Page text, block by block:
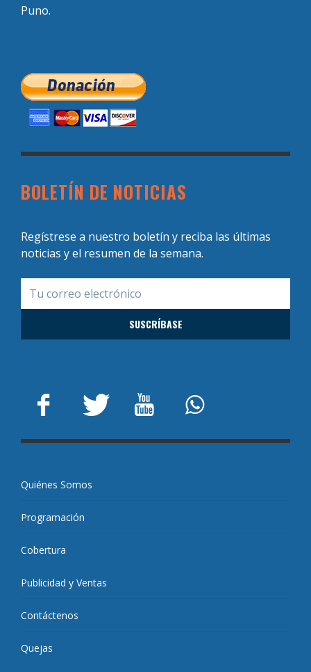
Puno.
BOLETÍN DE NOTICIAS
Regístrese a nuestro boletín y reciba las últimas
noticias y el resumen de la semana.
Quiénes Somos
Programación
Cobertura
Publicidad y Ventas
Contáctenos
Quejas